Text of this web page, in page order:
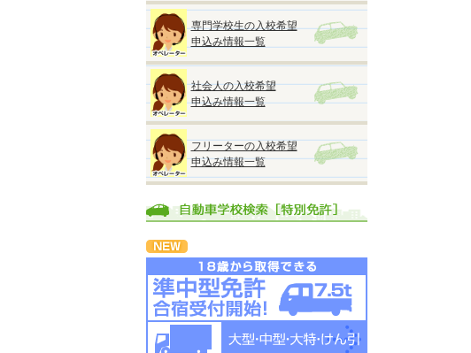
専門学校生の入校希望
申込み情報一覧
社会人の入校希望
申込み情報一覧
フリーターの入校希望
申込み情報一覧